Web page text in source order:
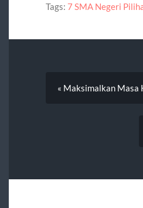
Tags: 7 SMA Negeri
« Maksimalkan Masa